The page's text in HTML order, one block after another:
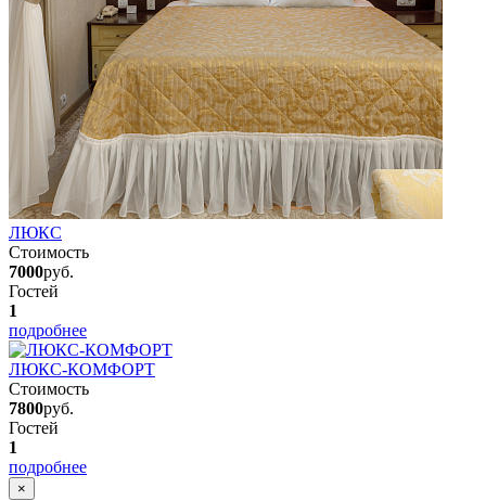
ЛЮКС
Стоимость
7000руб.
Гостей
1
подробнее
ЛЮКС-КОМФОРТ
Стоимость
7800руб.
Гостей
1
подробнее
×